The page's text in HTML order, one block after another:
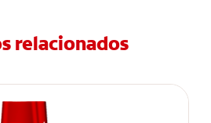
relacionados